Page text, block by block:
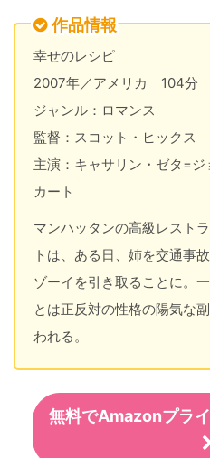
作品情報
幸せのレシピ
2007年／アメリカ 104分
ジャンル：ロマンス
監督：スコット・ヒックス
主演：キャサリン・ゼタ=
カート
マンハッタンの高級レスト
トは、ある日、姉を交通事
ゾーイを引き取ることに。
とは正反対の性格の陽気な
われる。
無料でAmazonプラ